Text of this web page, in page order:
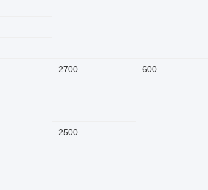
2700 600
2500